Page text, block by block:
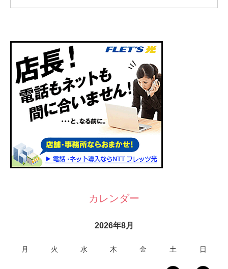
カレンダー
2026年8月
月 火 水 木 金 土 日